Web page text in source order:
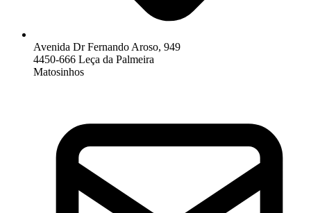
Avenida Dr Fernando Aroso, 949
4450-666 Leça da Palmeira
Matosinhos